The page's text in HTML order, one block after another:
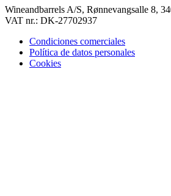
Wineandbarrels A/S, Rønnevangsalle 8,
VAT nr.: DK-27702937
Condiciones comerciales
Política de datos personales
Cookies